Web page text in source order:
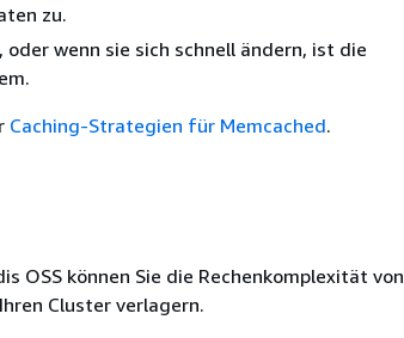
zu.
wenn sie sich schnell ändern, ist die
Caching-Strategien für Memcached.
OSS können Sie die Rechenkomplexität von
Cluster verlagern.